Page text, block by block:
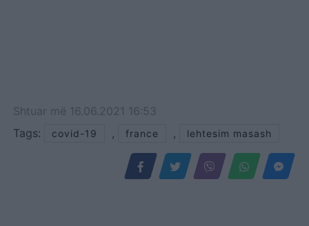
Shtuar më 16.06.2021 16:53
Tags:
covid-19 , france , lehtesim masash